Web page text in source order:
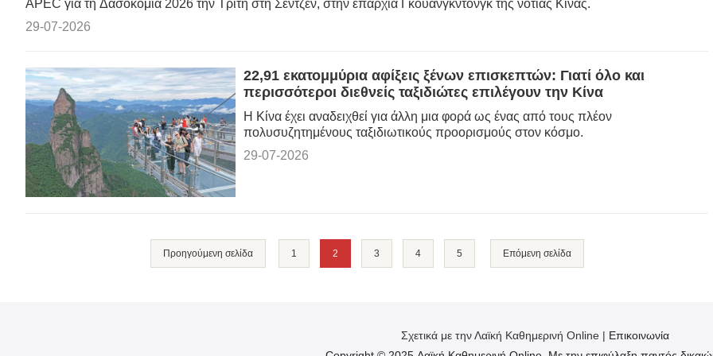
APEC για τη Δασοκομία 2026 την Τρίτη στη Σεντζέν, στην επαρχία Γκουανγκντόνγκ της νότιας Κίνας.
29-07-2026
22,91 εκατομμύρια αφίξεις ξένων επισκεπτών: Γιατί όλο και
περισσότεροι διεθνείς ταξιδιώτες επιλέγουν την Κίνα
Η Κίνα έχει αναδειχθεί για άλλη μια φορά ως ένας από τους πλέον
πολυσυζητημένους ταξιδιωτικούς προορισμούς στον κόσμο.
29-07-2026
Προηγούμενη σελίδα 1 2 3 4 5 Επόμενη σελίδα
Σχετικά με την Λαϊκή Καθημερινή Online | Επικοινωνία